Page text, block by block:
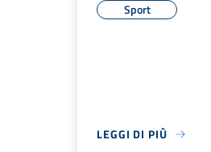
Sport
LEGGI DI PIÙ